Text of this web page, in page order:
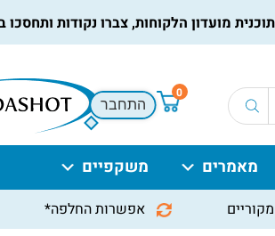
מועדון הלקוחות, צברו נקודות ותחסכו
0
התחבר
מאמרים משקפיים
אפשרות החלפה*